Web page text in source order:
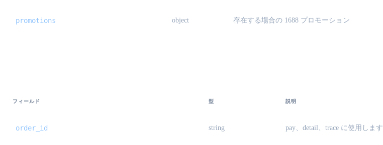
promotions object 存在する場合の 1688 プロモーション
フィールド 型 説明
order_id string pay、detail、trace に使用します